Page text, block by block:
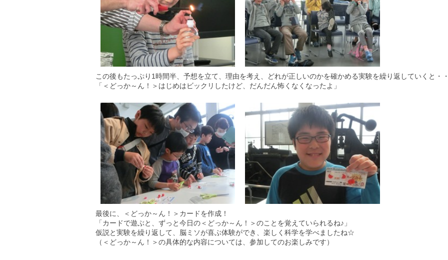
この後もたっぷり1時間半、予想を立て、理由を考え、どれが正しいのかを確かめる実験を繰り返していくと・
「＜どっか～ん！＞はじめはビックリしたけど、だんだん怖くなくなったよ」
最後に、＜どっか～ん！＞カードを作成！
「カードで遊ぶと、ずっと今日の＜どっか～ん！＞のことを覚えていられるね♪」
仮説と実験を繰り返して、脳ミソが喜ぶ体験ができ、楽しく科学を学べましたね☆
（＜どっか～ん！＞の具体的な内容については、参加してのお楽しみです）